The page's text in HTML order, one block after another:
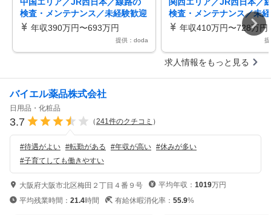
検査・メンテナンス／未経験歓迎
鉄道インフラに携わる！／残業月
年収390万円〜693万円
提供：doda
検査・メンテナンス／未
鉄道インフラに携わる！
年収410万円〜728万円
求人情報をもっと見る
バイエル薬品株式会社
日用品・化粧品
3.7 （241件のクチコミ ）
#待遇がよい #転勤がある #年収が高い #休みが多い
#子育てしても働きやすい
大阪府大阪市北区梅田２丁目４番９号 平均年収： 1019万円
平均残業時間： 21.4時間 有給休暇消化率： 55.9%